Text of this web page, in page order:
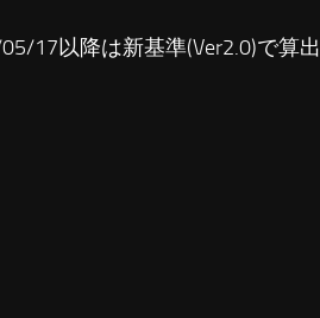
17以降は新基準(Ver2.0)で算出